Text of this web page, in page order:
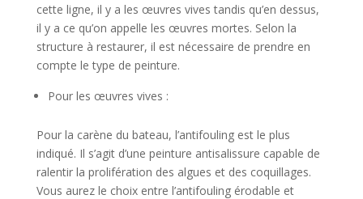
cette ligne, il y a les œuvres vives tandis qu’en dessus,
il y a ce qu’on appelle les œuvres mortes. Selon la
structure à restaurer, il est nécessaire de prendre en
compte le type de peinture.
Pour les œuvres vives :
Pour la carène du bateau, l’antifouling est le plus
indiqué. Il s’agit d’une peinture antisalissure capable de
ralentir la prolifération des algues et des coquillages.
Vous aurez le choix entre l’antifouling érodable et